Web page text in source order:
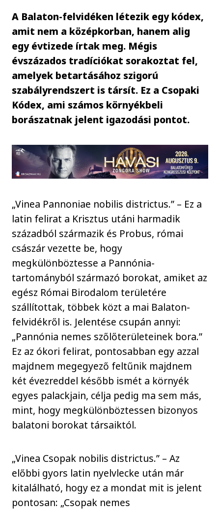
A Balaton-felvidéken létezik egy kódex,
amit nem a középkorban, hanem alig
egy évtizede írtak meg. Mégis
évszázados tradíciókat sorakoztat fel,
amelyek betartásához szigorú
szabályrendszert is társít. Ez a Csopaki
Kódex, ami számos környékbeli
borászatnak jelent igazodási pontot.
„Vinea Pannoniae nobilis districtus.” – Ez a
latin felirat a Krisztus utáni harmadik
századból származik és Probus, római
császár vezette be, hogy
megkülönböztesse a Pannónia-
tartományból származó borokat, amiket az
egész Római Birodalom területére
szállítottak, többek közt a mai Balaton-
felvidékről is. Jelentése csupán annyi:
„Pannónia nemes szőlőterületeinek bora.”
Ez az ókori felirat, pontosabban egy azzal
majdnem megegyező feltűnik majdnem
két évezreddel később ismét a környék
egyes palackjain, célja pedig ma sem más,
mint, hogy megkülönböztessen bizonyos
balatoni borokat társaiktól.
„Vinea Csopak nobilis districtus.” – Az
előbbi gyors latin nyelvlecke után már
kitalálható, hogy ez a mondat mit is jelent
pontosan: „Csopak nemes